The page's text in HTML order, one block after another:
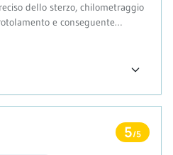
dello sterzo, chilometraggio
e conseguente
5/5